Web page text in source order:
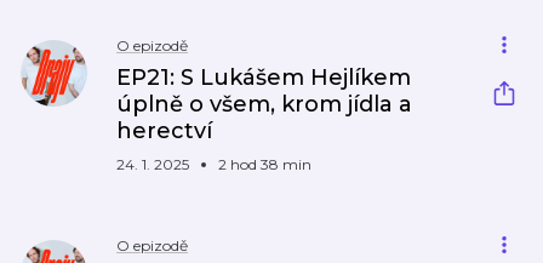
O epizodě
EP21: S Lukášem Hejlíkem
úplně o všem, krom jídla a
herectví
24. 1. 2025 2 hod 38 min
O epizodě